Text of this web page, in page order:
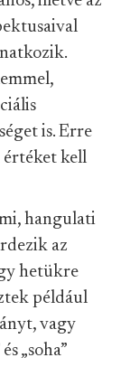
is. Erre
értéket kell
hangulati
az
hetükre
például
vagy
„soha”